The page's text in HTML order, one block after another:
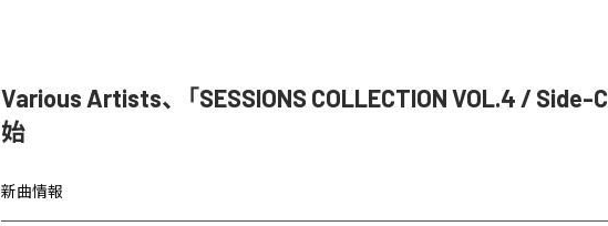
Various Artists、「SESSIONS COLLECTION VOL.4 / Side-
始
新曲情報